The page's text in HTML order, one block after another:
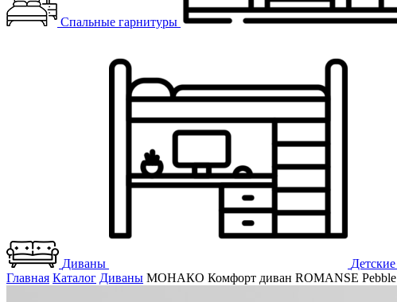
Спальные гарнитуры
Диваны Детские
Главная Каталог Диваны МОНАКО Комфорт диван ROMANSE Pebble